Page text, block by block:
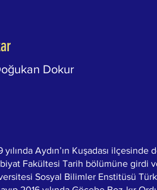
Dokur
yılında Aydın’ın Kuşadası
Fakültesi Tarih bölümüne girdi
Sosyal Bilimler Enstitüsü